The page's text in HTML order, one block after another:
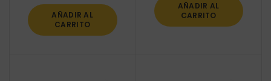
AÑADIR AL
CARRITO
AÑADIR AL
CARRITO